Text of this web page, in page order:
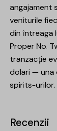
angajament
veniturile
din întreaga
Proper No.
tranzacție
dolari — una
spirits-urilor.
Recenzii